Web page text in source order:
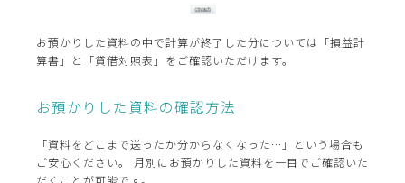
お預かりした資料の中で計算が終了した分については「損益計
算書」と「貸借対照表」をご確認いただけます。
お預かりした資料の確認方法
「資料をどこまで送ったか分からなくなった…」という場合も
ご安心ください。 月別にお預かりした資料を一目でご確認いた